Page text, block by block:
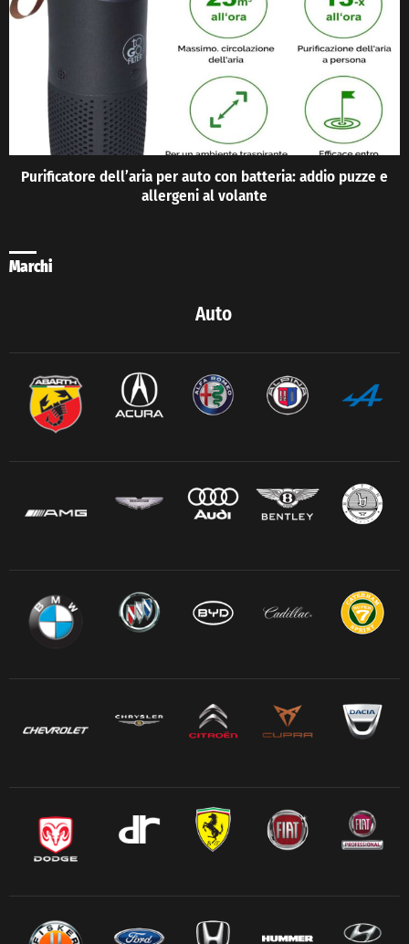
Purificatore dell’aria per auto con batteria: addio puzze e
allergeni al volante
Marchi
Auto